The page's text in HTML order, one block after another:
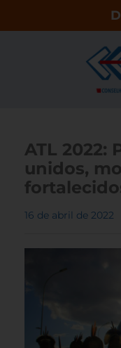
ATL 2022:
unidos,
16 de abril de 2022